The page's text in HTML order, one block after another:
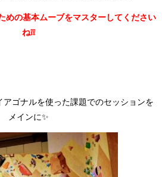
の基本ムーブをマスターしてください
ね❕❕
ゴナルを使った課題でのセッションを
メインに✨